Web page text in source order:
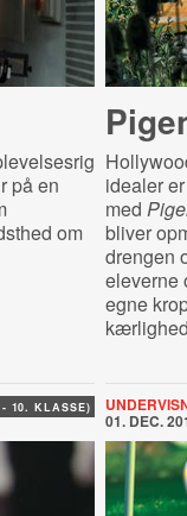
på en
om
idealer
med
bliver
drengen
eleverne
egne
10. KLASSE)
01. DEC.